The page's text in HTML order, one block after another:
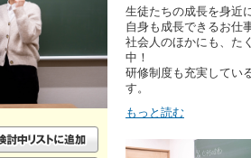
生徒たちの成長を身近
自身も成長できるお仕
社会人のほかにも、た
中！
研修制度も充実してい
す。
もっと読む